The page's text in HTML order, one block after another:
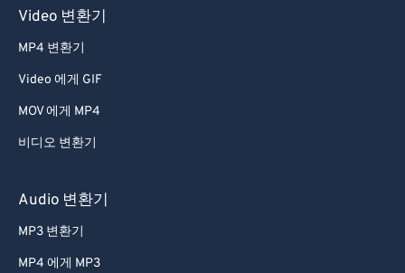
Video 변환기
MP4 변환기
Video 에게 GIF
MOV 에게 MP4
비디오 변환기
Audio 변환기
MP3 변환기
MP4 에게 MP3